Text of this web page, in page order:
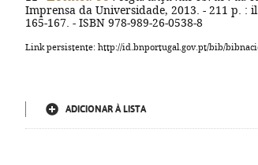
Imprensa da Universidade, 2013. - 211 p. :
165-167. - ISBN 978-989-26-0538-8
Link persistente: http://id.bnportugal.gov.pt/bib/
ADICIONAR À LISTA